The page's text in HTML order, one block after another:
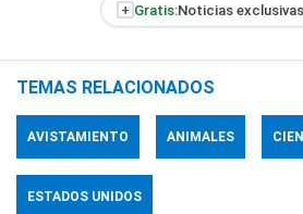
+ Gratis:Noticias
TEMAS RELACIONADOS
AVISTAMIENTO ANIMALES
ESTADOS UNIDOS